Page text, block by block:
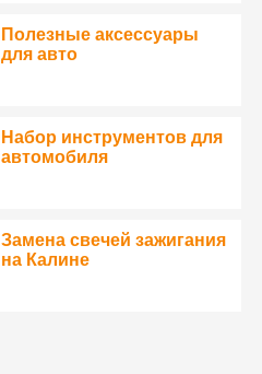
Полезные аксессуары
для авто
Набор инструментов для
автомобиля
Замена свечей зажигания
на Калине